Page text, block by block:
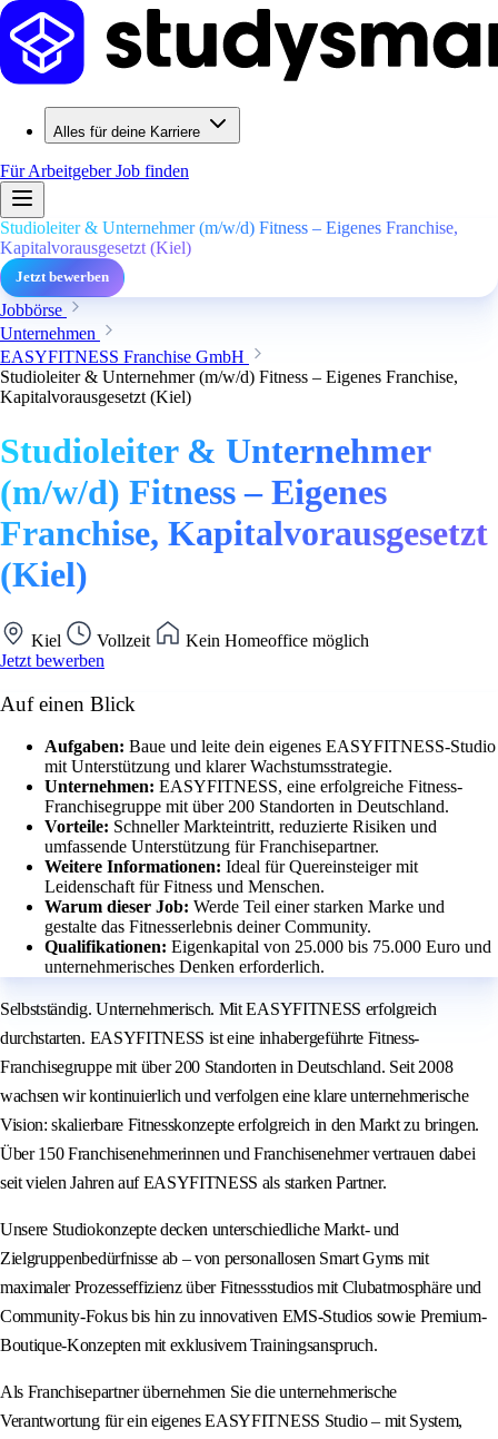
Alles für deine Karriere
Für ArbeitgeberJob finden
Studioleiter & Unternehmer (m/w/d) Fitness – Eigenes Franchise,
Kapitalvorausgesetzt (Kiel)
Jetzt bewerben
Jobbörse
Unternehmen
EASYFITNESS Franchise GmbH
Studioleiter & Unternehmer (m/w/d) Fitness – Eigenes Franchise,
Kapitalvorausgesetzt (Kiel)
Studioleiter & Unternehmer
(m/w/d) Fitness – Eigenes
Franchise, Kapitalvorausgesetzt
(Kiel)
Kiel Vollzeit
Kein Homeoffice möglich
Jetzt bewerben
Auf einen Blick
Aufgaben: Baue und leite dein eigenes EASYFITNESS-Studio
mit Unterstützung und klarer Wachstumsstrategie.
Unternehmen: EASYFITNESS, eine erfolgreiche Fitness-
Franchisegruppe mit über 200 Standorten in Deutschland.
Vorteile: Schneller Markteintritt, reduzierte Risiken und
umfassende Unterstützung für Franchisepartner.
Weitere Informationen: Ideal für Quereinsteiger mit
Leidenschaft für Fitness und Menschen.
Warum dieser Job: Werde Teil einer starken Marke und
gestalte das Fitnesserlebnis deiner Community.
Qualifikationen: Eigenkapital von 25.000 bis 75.000 Euro und
unternehmerisches Denken erforderlich.
Selbstständig. Unternehmerisch. Mit EASYFITNESS erfolgreich
durchstarten. EASYFITNESS ist eine inhabergeführte Fitness-
Franchisegruppe mit über 200 Standorten in Deutschland. Seit 2008
wachsen wir kontinuierlich und verfolgen eine klare unternehmerische
Vision: skalierbare Fitnesskonzepte erfolgreich in den Markt zu bringen.
Über 150 Franchisenehmerinnen und Franchisenehmer vertrauen dabei
seit vielen Jahren auf EASYFITNESS als starken Partner.
Unsere Studiokonzepte decken unterschiedliche Markt- und
Zielgruppenbedürfnisse ab – von personallosen Smart Gyms mit
maximaler Prozesseffizienz über Fitnessstudios mit Clubatmosphäre und
Community-Fokus bis hin zu innovativen EMS-Studios sowie Premium-
Boutique-Konzepten mit exklusivem Trainingsanspruch.
Als Franchisepartner übernehmen Sie die unternehmerische
Verantwortung für ein eigenes EASYFITNESS Studio – mit System,